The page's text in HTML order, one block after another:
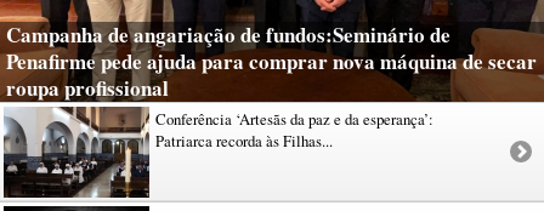
Campanha de angariação de fundos:Seminário de
Penafirme pede ajuda para comprar nova máquina de secar
roupa profissional
Conferência ‘Artesãs da paz e da esperança’:
Patriarca recorda às Filhas...